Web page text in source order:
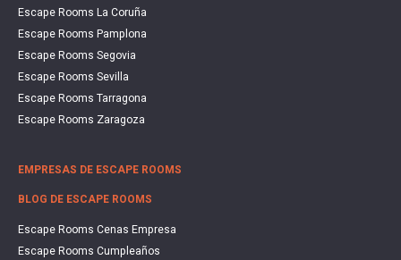
Escape Rooms La Coruña
Escape Rooms Pamplona
Escape Rooms Segovia
Escape Rooms Sevilla
Escape Rooms Tarragona
Escape Rooms Zaragoza
EMPRESAS DE ESCAPE ROOMS
BLOG DE ESCAPE ROOMS
Escape Rooms Cenas Empresa
Escape Rooms Cumpleaños